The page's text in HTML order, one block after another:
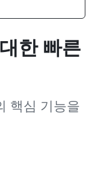
한 빠른
핵심 기능을